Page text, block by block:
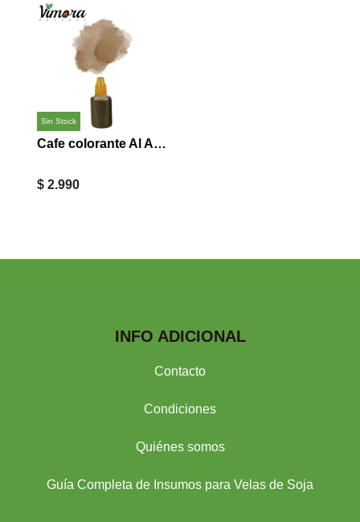
Sin Stock
Cafe colorante Al Agua cosmetica 30 ml (Marrón)
$ 2.990
INFO ADICIONAL
Contacto
Condiciones
Quiénes somos
Guía Completa de Insumos para Velas de Soja